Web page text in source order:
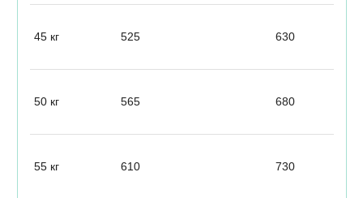
45 кг 525 630
50 кг 565 680
55 кг 610 730